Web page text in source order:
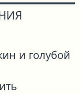
и голубой